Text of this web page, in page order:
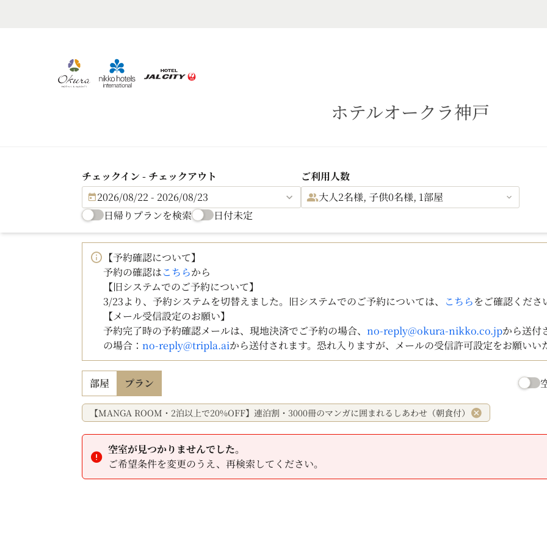
ホテルオークラ神戸
チェックイン - チェックアウト
2026/08/22 - 2026/08/23
ご利用人数
大人2名様, 子供0名様, 1部屋
日帰りプランを検索
日付未定
【予約確認について】
予約の確認はこちらから
【旧システムでのご予約について】
3/23より、予約システムを切替えました。旧システムでのご予約については、
こちらをご確認くださ
【メール受信設定のお願い】
予約完了時の予約確認メールは、現地決済でご予約の場合、no-reply@okura-nikko.co.jpから送付
の場合：no-reply@tripla.aiから送付されます。恐れ入りますが、メールの受信許可設定をお願いい
部屋 プラン
【MANGA ROOM・2泊以上で20%OFF】連泊割・3000冊のマンガに囲まれるしあわせ（朝食付）
空室が見つかりませんでした。
ご希望条件を変更のうえ、再検索してください。